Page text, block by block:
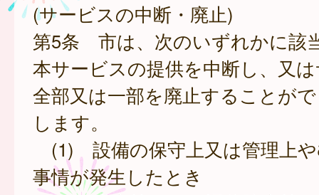
(サービスの中断・廃止)
第5条 市は、次のいずれかに該
本サービスの提供を中断し、又
全部又は一部を廃止することが
します。
(1) 設備の保守上又は管理上
事情が発生したとき